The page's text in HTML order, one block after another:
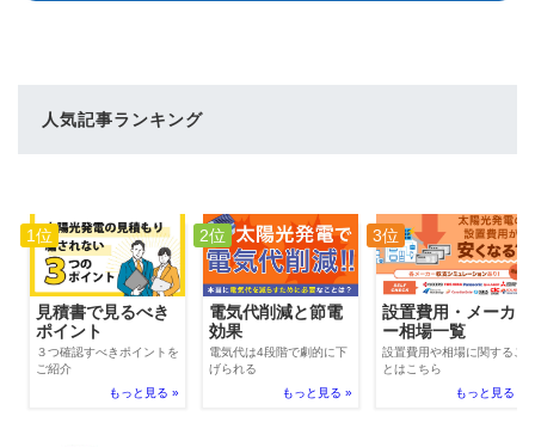
人気記事ランキング
1位
見積書で見るべき
ポイント
３つ確認すべきポイントを
ご紹介
もっと見る »
2位
電気代削減と節電
効果
電気代は4段階で劇的に下
げられる
もっと見る »
3位
設置費用・メーカ
ー相場一覧
設置費用や相場に関するこ
とはこちら
もっと見る »